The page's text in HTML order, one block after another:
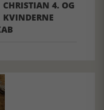
CHRISTIAN 4. OG
KVINDERNE